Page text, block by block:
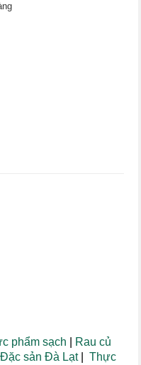
phẩm sạch
Rau củ
Đặc sản Đà Lạt|Thực